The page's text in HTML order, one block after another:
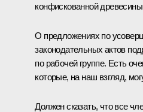
конфискованной
О предложениях по
законодательных актов
по рабочей группе. Есть
которые, на наш взгляд,
Должен сказать, что все